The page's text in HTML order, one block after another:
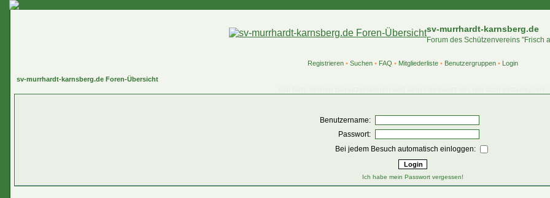
sv-murrhardt-karnsberg.de
Forum des Schützenvereins "Frisch
Registrieren• Suchen• FAQ • Mitgliederliste• Benutzergruppen• Login
sv-murrhardt-karnsberg.de Foren-Übersicht
Benutzername:
Passwort:
Bei jedem Besuch automatisch einloggen:
Ich habe mein Passwort vergessen!